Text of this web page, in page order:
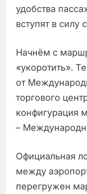
удобства
вступят в силу
Начнём с
«укоротить».
от
торгового
конфигурация
–
Официальная
между
перегружен